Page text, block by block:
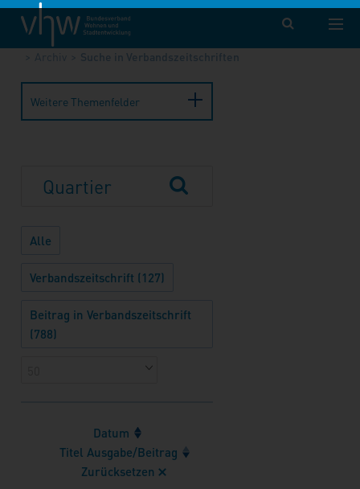
vhw – Bundesverband für Wohnen und Stadtentwicklung e. V.
Publikationen
Forum Wohnen und Stadtentwicklung
Archiv
Suche in Verbandszeitschriften
Weitere Themenfelder
Alle
Verbandszeitschrift (127)
Beitrag in Verbandszeitschrift
(788)
Datum
Titel Ausgabe/Beitrag
Zurücksetzen